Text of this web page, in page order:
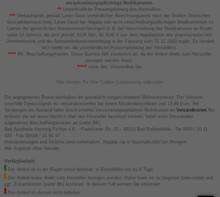
verschreibungspflichtige Medikamente.
** Unverbindliche Preisempfehlung des Herstellers.
*** Verkaufspreis gemäß Lauer-Taxe; verbindlicher Abrechnungspreis nach der Großen Deutschen
Spezialitätentaxe (sog. Lauer-Taxe) bei Abgabe von nicht verschreibungspflichtigen Medikamenten zu
Lasten der gesetzlichen Krankenversicherungen (z.B. bei Verschreibung des Medikaments an Kinder
unter 12 Jahren), die sich gemäß §129 Abs. 5a SGB V aus dem Abgabepreis des pharmazeutischen
Unternehmens und der Arzneimittelpreisverordnung in der Fassung zum 31.12.2003 ergibt. Es handelt
sich nicht um die unverbindliche Preisempfehlung des Herstellers.
****BK: Beschaffungskosten. Diese Summe fällt zusätzlich an, da der Artikel direkt vom Hersteller
bezogen werden muss.
*****verw. bis: Verwendbar bis.
Hier können Sie Ihre Cookie-Zustimmung widerrufen
Die angegebenen Preise beinhalten die gesetzlich vorgeschriebene Mehrwertsteuer. Der Versand
innerhalb Deutschlands ist versandkostenfrei bei einem Mindestbestellwert von 13,99 Euro. Bei
Sendungen ins Ausland fallen durch erhöhte Versicherungsgebühren Mehrkosten an VersandkostenBei
Artikeln, die wir ausschließlich über den Hersteller beziehen können, fallen unter Umständen
sogenannte Beschaffungskosten an (siehe BK).
Bad Apotheke Henning Fichter e.K. - Frankfurter Str. 27 - 49214 Bad Rothenfelde - Tel 0800 / 10 11
422 - Fax 05424 / 21 64 47
Preisänderungen und Irrtümer sind vorbehalten. Abgabe nur in haushaltsüblichen Mengen.
Alle Angaben ohne Gewähr.
Verfügbarkeit:
Der Artikel ist in der Regel sofort lieferbar, in Einzelfällen bis zu 6 Tage.
Der Artikel muss direkt vom Hersteller bezogen werden. Daher kann es zu längeren Lieferzeiten und
ggf. Zusatzkosten (siehe BK) kommen. In diesem Fall werden Sie informiert.
Der Artikel ist derzeit nicht lieferbar.